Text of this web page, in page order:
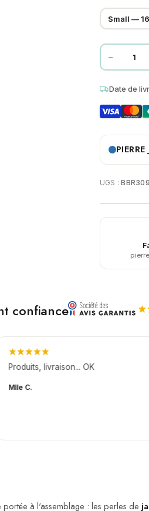
Small —
quantité
Bracelet
chakra
perles
heishi
jaspe
rouge
−
Date de
UGS :
confiance
Produits, livraison... OK
Mlle C.
portée à l'assemblage : les perles de